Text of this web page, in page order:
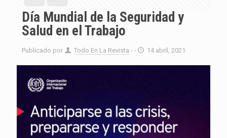
Día Mundial de la Seguridad y
Salud en el Trabajo
Publicado por Todo En La Revista - - 14 abril, 2021